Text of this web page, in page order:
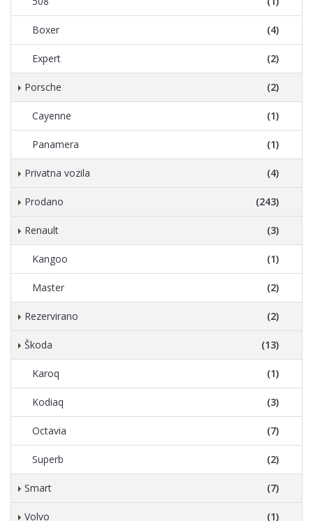
Boxer (4)
Expert (2)
Porsche (2)
Cayenne (1)
Panamera (1)
Privatna vozila (4)
Prodano (243)
Renault (3)
Kangoo (1)
Master (2)
Rezervirano (2)
Škoda (13)
Karoq (1)
Kodiaq (3)
Octavia (7)
Superb (2)
Smart (7)
Volvo (1)